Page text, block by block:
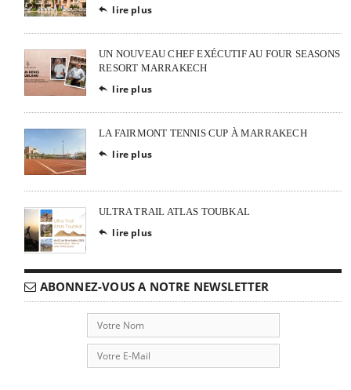
 lire plus
UN NOUVEAU CHEF EXÉCUTIF AU FOUR SEASONS
RESORT MARRAKECH
 lire plus
LA FAIRMONT TENNIS CUP À MARRAKECH
 lire plus
ULTRA TRAIL ATLAS TOUBKAL
 lire plus
ABONNEZ-VOUS A NOTRE NEWSLETTER